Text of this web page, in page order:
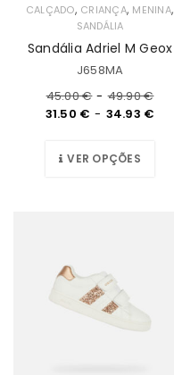
CALÇADO, CRIANÇA, MENINA,
SANDÁLIA
Sandália Adriel M Geox
J658MA
45.00€ - 49.90€
31.50 € - 34.93 €
VER OPÇÕES